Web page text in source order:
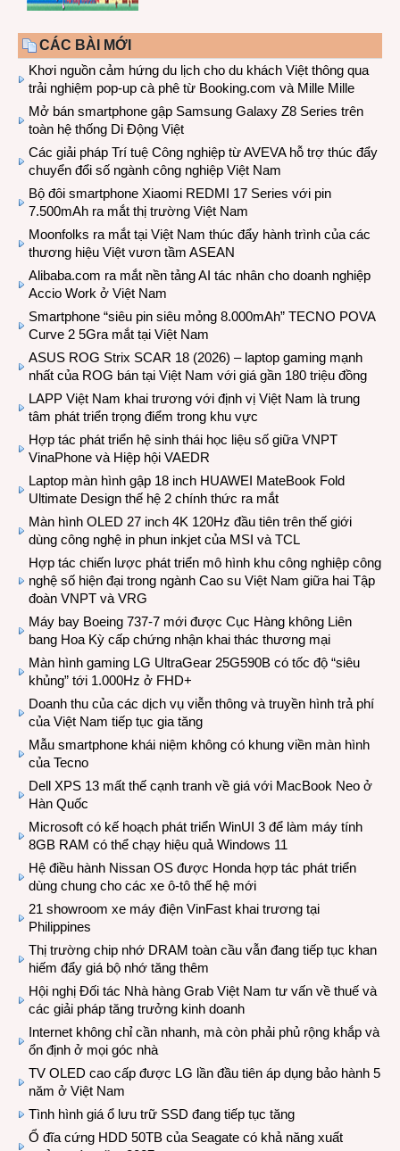
CÁC BÀI MỚI
Khơi nguồn cảm hứng du lịch cho du khách Việt thông qua
trải nghiệm pop-up cà phê từ Booking.com và Mille Mille
Mở bán smartphone gập Samsung Galaxy Z8 Series trên
toàn hệ thống Di Động Việt
Các giải pháp Trí tuệ Công nghiệp từ AVEVA hỗ trợ thúc đẩy
chuyển đổi số ngành công nghiệp Việt Nam
Bộ đôi smartphone Xiaomi REDMI 17 Series với pin
7.500mAh ra mắt thị trường Việt Nam
Moonfolks ra mắt tại Việt Nam thúc đẩy hành trình của các
thương hiệu Việt vươn tầm ASEAN
Alibaba.com ra mắt nền tảng AI tác nhân cho doanh nghiệp
Accio Work ở Việt Nam
Smartphone “siêu pin siêu mỏng 8.000mAh” TECNO POVA
Curve 2 5Gra mắt tại Việt Nam
ASUS ROG Strix SCAR 18 (2026) – laptop gaming mạnh
nhất của ROG bán tại Việt Nam với giá gần 180 triệu đồng
LAPP Việt Nam khai trương với định vị Việt Nam là trung
tâm phát triển trọng điểm trong khu vực
Hợp tác phát triển hệ sinh thái học liệu số giữa VNPT
VinaPhone và Hiệp hội VAEDR
Laptop màn hình gập 18 inch HUAWEI MateBook Fold
Ultimate Design thế hệ 2 chính thức ra mắt
Màn hình OLED 27 inch 4K 120Hz đầu tiên trên thế giới
dùng công nghệ in phun inkjet của MSI và TCL
Hợp tác chiến lược phát triển mô hình khu công nghiệp công
nghệ số hiện đại trong ngành Cao su Việt Nam giữa hai Tập
đoàn VNPT và VRG
Máy bay Boeing 737-7 mới được Cục Hàng không Liên
bang Hoa Kỳ cấp chứng nhận khai thác thương mại
Màn hình gaming LG UltraGear 25G590B có tốc độ “siêu
khủng” tới 1.000Hz ở FHD+
Doanh thu của các dịch vụ viễn thông và truyền hình trả phí
của Việt Nam tiếp tục gia tăng
Mẫu smartphone khái niệm không có khung viền màn hình
của Tecno
Dell XPS 13 mất thế cạnh tranh về giá với MacBook Neo ở
Hàn Quốc
Microsoft có kế hoạch phát triển WinUI 3 để làm máy tính
8GB RAM có thể chạy hiệu quả Windows 11
Hệ điều hành Nissan OS được Honda hợp tác phát triển
dùng chung cho các xe ô-tô thế hệ mới
21 showroom xe máy điện VinFast khai trương tại
Philippines
Thị trường chip nhớ DRAM toàn cầu vẫn đang tiếp tục khan
hiếm đẩy giá bộ nhớ tăng thêm
Hội nghị Đối tác Nhà hàng Grab Việt Nam tư vấn về thuế và
các giải pháp tăng trưởng kinh doanh
Internet không chỉ cần nhanh, mà còn phải phủ rộng khắp và
ổn định ở mọi góc nhà
TV OLED cao cấp được LG lần đầu tiên áp dụng bảo hành 5
năm ở Việt Nam
Tình hình giá ổ lưu trữ SSD đang tiếp tục tăng
Ổ đĩa cứng HDD 50TB của Seagate có khả năng xuất